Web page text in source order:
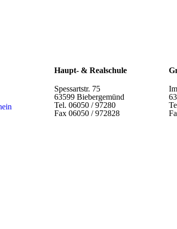
Haupt- & Realschule
Spessartstr. 75
63599 Biebergemünd
Tel. 06050 / 97280
Fax 06050 / 972828